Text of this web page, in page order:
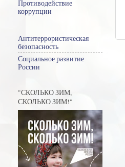
Противодействие
коррупции
Антитеррористическая
безопасность
Социальное развитие
России
"СКОЛЬКО ЗИМ,
СКОЛЬКО ЗИМ!"